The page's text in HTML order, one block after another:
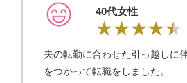
40代女性
夫の転勤に合わせた引っ越しに
をつかって転職をしました。